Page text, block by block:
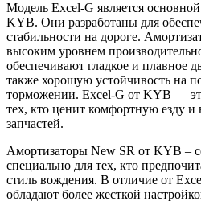
Модель Excel-G является
KYB. Они разработаны для
стабильности на дороге.
высоким уровнем
обеспечивают гладкое и плавное
также хорошую устойчивость на
торможении. Excel-G от KYB —
тех, кто ценит комфортную езду и
запчастей.
Амортизаторы New SR от KYB –
специально для тех, кто
стиль вождения. В отличие от
обладают более жесткой